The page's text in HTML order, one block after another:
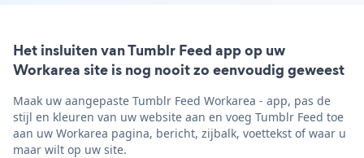
Het insluiten van Tumblr Feed app op uw
Workarea site is nog nooit zo eenvoudig geweest
Maak uw aangepaste Tumblr Feed Workarea - app, pas de
stijl en kleuren van uw website aan en voeg Tumblr Feed toe
aan uw Workarea pagina, bericht, zijbalk, voettekst of waar u
maar wilt op uw site.